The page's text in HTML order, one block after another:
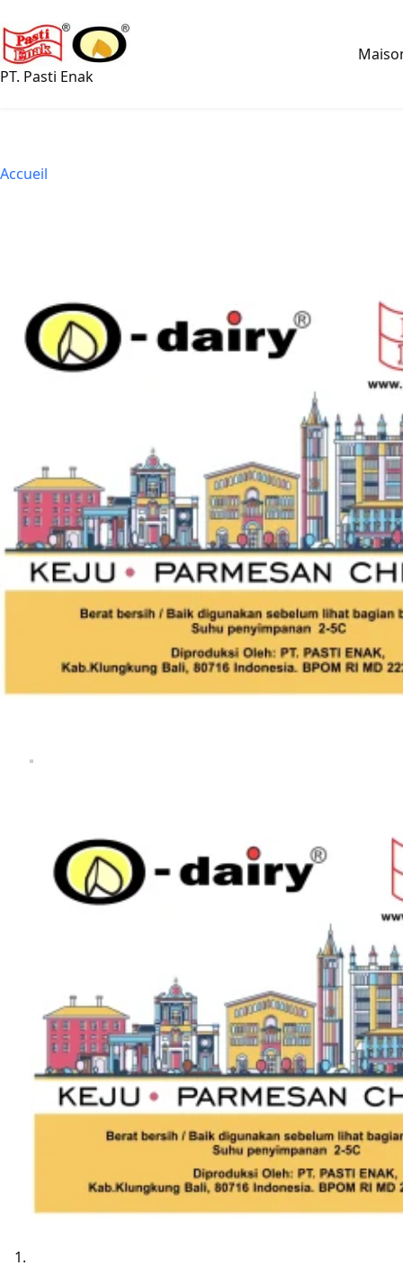
au
contenu
PT. Pasti Enak
Accueil